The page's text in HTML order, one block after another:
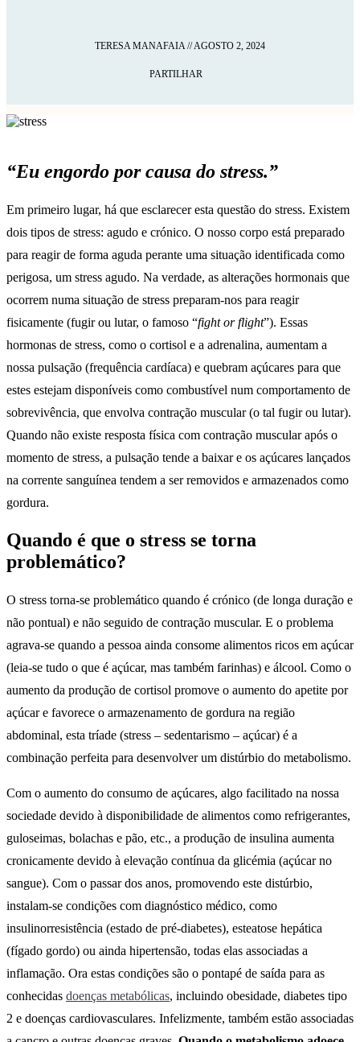
TERESA MANAFAIA //AGOSTO 2, 2024
PARTILHAR
“Eu engordo por causa do stress.”
Em primeiro lugar, há que esclarecer esta questão do stress. Existem
dois tipos de stress: agudo e crónico. O nosso corpo está preparado
para reagir de forma aguda perante uma situação identificada como
perigosa, um stress agudo. Na verdade, as alterações hormonais que
ocorrem numa situação de stress preparam-nos para reagir
fisicamente (fugir ou lutar, o famoso “fight or flight”). Essas
hormonas de stress, como o cortisol e a adrenalina, aumentam a
nossa pulsação (frequência cardíaca) e quebram açúcares para que
estes estejam disponíveis como combustível num comportamento de
sobrevivência, que envolva contração muscular (o tal fugir ou lutar).
Quando não existe resposta física com contração muscular após o
momento de stress, a pulsação tende a baixar e os açúcares lançados
na corrente sanguínea tendem a ser removidos e armazenados como
gordura.
Quando é que o stress se torna
problemático?
O stress torna-se problemático quando é crónico (de longa duração e
não pontual) e não seguido de contração muscular. E o problema
agrava-se quando a pessoa ainda consome alimentos ricos em açúcar
(leia-se tudo o que é açúcar, mas também farinhas) e álcool. Como o
aumento da produção de cortisol promove o aumento do apetite por
açúcar e favorece o armazenamento de gordura na região
abdominal, esta tríade (stress – sedentarismo – açúcar) é a
combinação perfeita para desenvolver um distúrbio do metabolismo.
Com o aumento do consumo de açúcares, algo facilitado na nossa
sociedade devido à disponibilidade de alimentos como refrigerantes,
guloseimas, bolachas e pão, etc., a produção de insulina aumenta
cronicamente devido à elevação contínua da glicémia (açúcar no
sangue). Com o passar dos anos, promovendo este distúrbio,
instalam-se condições com diagnóstico médico, como
insulinorresistência (estado de pré-diabetes), esteatose hepática
(fígado gordo) ou ainda hipertensão, todas elas associadas a
inflamação. Ora estas condições são o pontapé de saída para as
conhecidas doenças metabólicas, incluindo obesidade, diabetes tipo
2 e doenças cardiovasculares. Infelizmente, também estão associadas